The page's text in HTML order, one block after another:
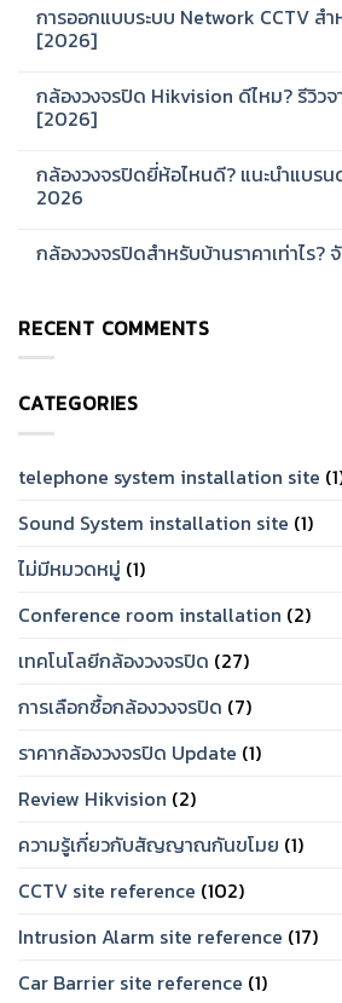
on
Hikvision
รุ่น
แนะนำ
ซี
รีส์
และ
ออฟฟิศ
[2026]
การออกแบบระบบ Network CCTV ส
[2026]
on
การ
ออกแบบ
CCTV
สำหรับ
โรงงาน
[2026]
กล้องวงจรปิด Hikvision ดีไหม? รีวิวจ
[2026]
on
กล้อง
วงจรปิด
ไหม?
งาน
[2026]
กล้องวงจรปิดยี่ห้อไหนดี? แนะนำแบร
2026
on
ดี?
แบรนด์
ทน
และ
ถือ
ปี
2026
กล้องวงจรปิดสำหรับบ้านราคาเท่าไร?
กล้อง
วงจรปิด
สำหรับ
เท่าไร?
Set
โจทย์
RECENT COMMENTS
CATEGORIES
telephone system installation site
Sound System installation site (1)
ไม่มีหมวดหมู่ (1)
Conference room installation (2)
เทคโนโลยีกล้องวงจรปิด (27)
การเลือกซื้อกล้องวงจรปิด (7)
ราคากล้องวงจรปิด Update (1)
Review Hikvision (2)
ความรู้เกี่ยวกับสัญญาณกันขโมย (1)
CCTV site reference (102)
Intrusion Alarm site reference (17)
Car Barrier site reference (1)